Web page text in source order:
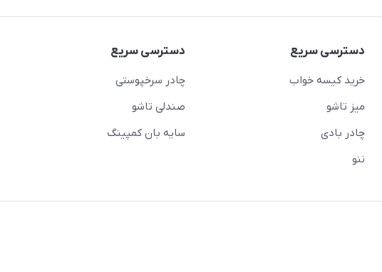
دسترسی سریع
خرید کیسه خواب
میز تاشو
چادر بادی
ننو
دسترسی سریع
چادر سرخپوستی
صندلی تاشو
سایه بان کمپینگ